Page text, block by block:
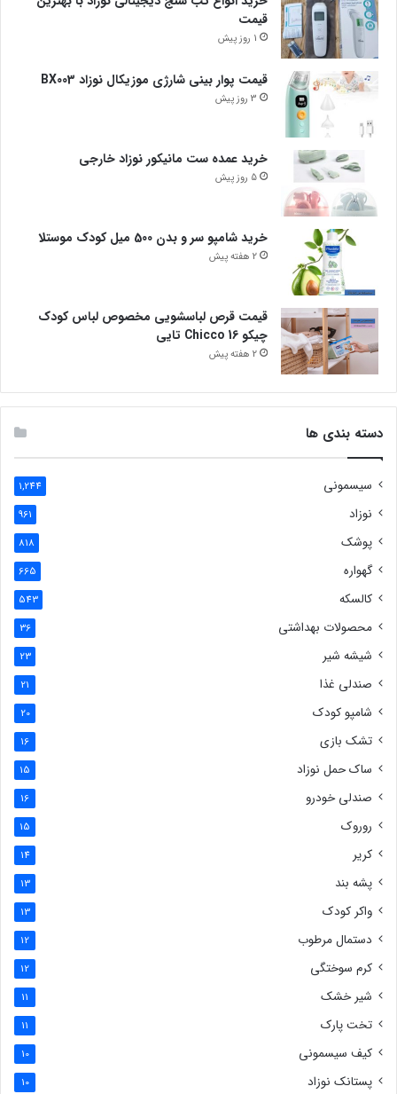
قیمت
1 روز پیش
قیمت پوار بینی شارژی موزیکال نوزاد BX003
3 روز پیش
خرید عمده ست مانیکور نوزاد خارجی
5 روز پیش
خرید شامپو سر و بدن 500 میل کودک موستلا
2 هفته پیش
قیمت قرص لباسشویی مخصوص لباس کودک
چیکو Chicco 16 تایی
2 هفته پیش
دسته بندی ها
سیسمونی 1,244
نوزاد 961
پوشک 818
گهواره 665
کالسکه 543
محصولات بهداشتی 36
شیشه شیر 23
صندلی غذا 21
شامپو کودک 20
تشک بازی 16
ساک حمل نوزاد 15
صندلی خودرو 16
روروک 15
کریر 14
پشه بند 13
واکر کودک 13
دستمال مرطوب 12
کرم سوختگی 12
شیر خشک 11
تخت پارک 11
کیف سیسمونی 10
پستانک نوزاد 10